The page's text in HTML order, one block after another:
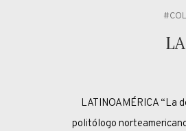
LATINOAMÉRICA “La
politólogo